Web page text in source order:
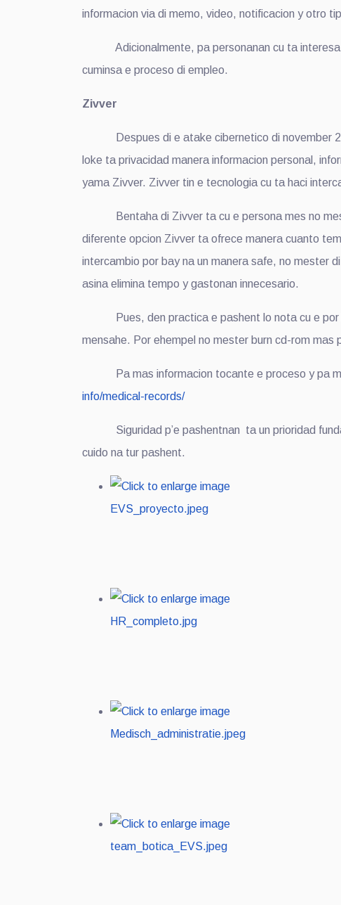
informacion via di memo, video, notificacion y otro
Adicionalmente, pa personanan cu ta interesa
cuminsa e proceso di empleo.
Zivver
Despues di e atake cibernetico di november
loke ta privacidad manera informacion personal,
yama Zivver. Zivver tin e tecnologia cu ta haci
Bentaha di Zivver ta cu e persona mes no
diferente opcion Zivver ta ofrece manera cuanto
intercambio por bay na un manera safe, no mester
asina elimina tempo y gastonan innecesario.
Pues, den practica e pashent lo nota cu e por
mensahe. Por ehempel no mester burn cd-rom
Pa mas informacion tocante e proceso y pa
info/medical-records/
Siguridad p’e pashentnan ta un prioridad
cuido na tur pashent.